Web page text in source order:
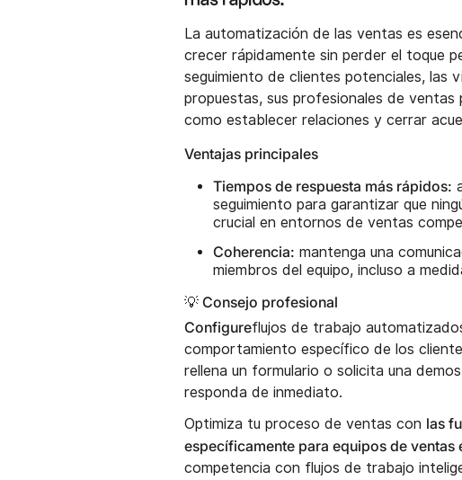
La automatización de las ventas es
crecer rápidamente sin perder el toque
seguimiento de clientes potenciales, las
propuestas, sus profesionales de
como establecer relaciones y cerrar
Ventajas principales
Tiempos de respuesta más rápidos:
seguimiento para garantizar que
crucial en entornos de ventas
Coherencia: mantenga una
miembros del equipo, incluso a
💡 Consejo profesional
Configureflujos de trabajo
comportamiento específico de los
rellena un formulario o solicita una
responda de inmediato.
Optimiza tu proceso de ventas con las
específicamente para equipos de ventas
competencia con flujos de trabajo